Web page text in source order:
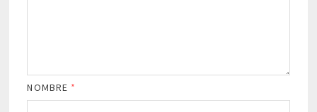
NOMBRE *